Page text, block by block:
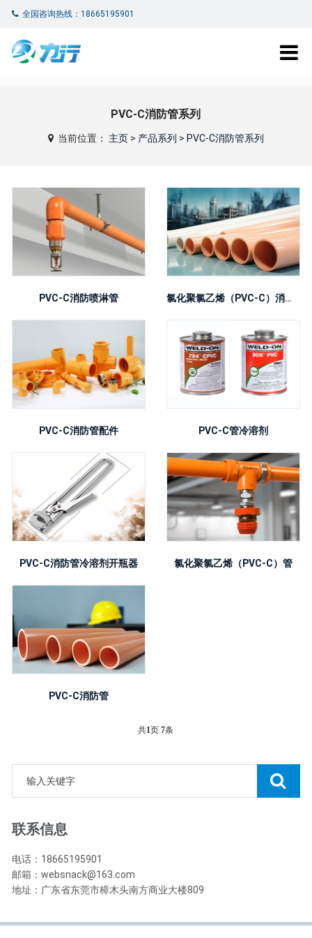
全国咨询热线：18665195901
PVC-C消防管系列
当前位置： 主页> 产品系列 > PVC-C消防管系列
PVC-C消防喷淋管 氯化聚氯乙烯（PVC-C）消防喷淋专用管
PVC-C消防管配件 PVC-C管冷溶剂
PVC-C消防管冷溶剂开瓶器 氯化聚氯乙烯（PVC-C）管
PVC-C消防管
共1页7条
联系信息
电话：18665195901
邮箱：websnack@163.com
地址：广东省东莞市樟木头南方商业大楼809